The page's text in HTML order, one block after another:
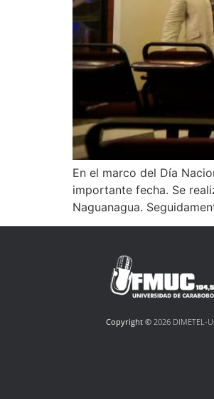
En el marco del Día
importante fecha. Se
Naguanagua.
Copyright ©2026 DIMETEL-